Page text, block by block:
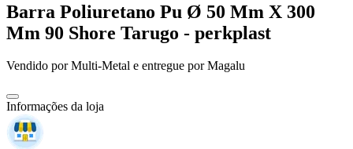
Barra Poliuretano Pu Ø 50 Mm X 300
Mm 90 Shore Tarugo - perkplast
Vendido porMulti-Metal e entregue por Magalu
Informações da loja